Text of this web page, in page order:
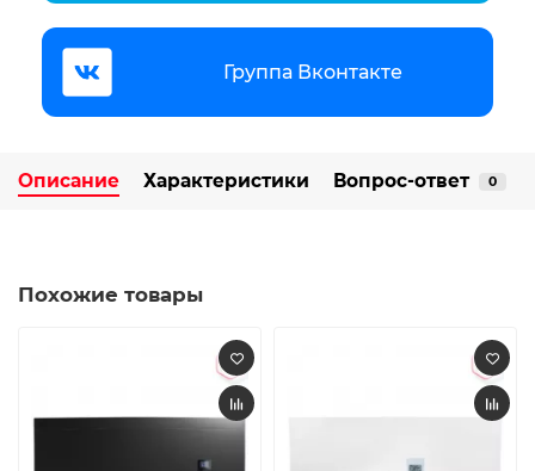
Группа Вконтакте
Описание Характеристики Вопрос-ответ 0
Похожие товары